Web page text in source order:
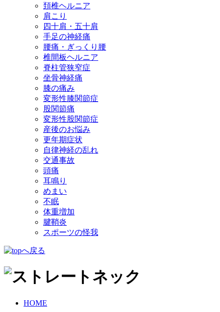
頚椎ヘルニア
肩こり
四十肩・五十肩
手足の神経痛
腰痛・ぎっくり腰
椎間板ヘルニア
脊柱管狭窄症
坐骨神経痛
膝の痛み
変形性膝関節症
股関節痛
変形性股関節症
産後のお悩み
更年期症状
自律神経の乱れ
交通事故
頭痛
耳鳴り
めまい
不眠
体重増加
腱鞘炎
スポーツの怪我
HOME